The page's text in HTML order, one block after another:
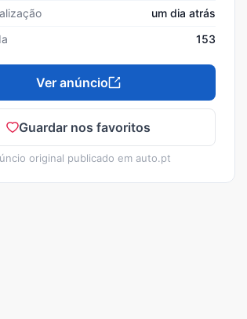
um dia atrás
153
Ver anúncio
Guardar nos favoritos
original publicado em auto.pt